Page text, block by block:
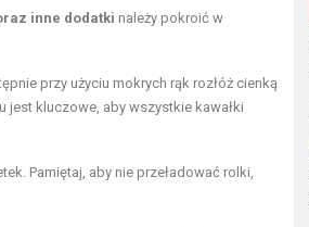
inne dodatki należy pokroić w
przy użyciu mokrych rąk rozłóż cienką
jest kluczowe, aby wszystkie kawałki
Pamiętaj, aby nie przeładować rolki,